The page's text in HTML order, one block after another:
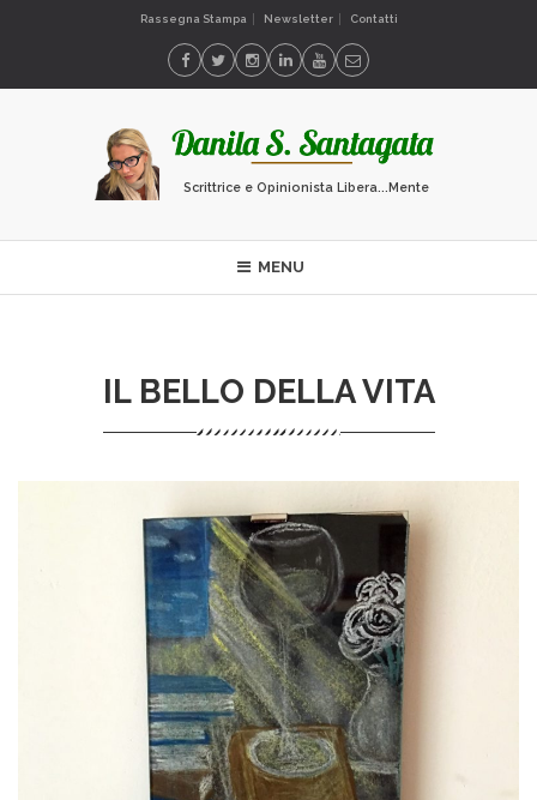
Rassegna Stampa Newsletter Contatti
Scrittrice e Opinionista Libera...Mente
MENU
IL BELLO DELLA VITA